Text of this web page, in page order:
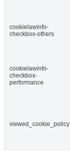
cookielawinfo-
checkbox-others
cookielawinfo-
checkbox-
performance
viewed_cookie_policy